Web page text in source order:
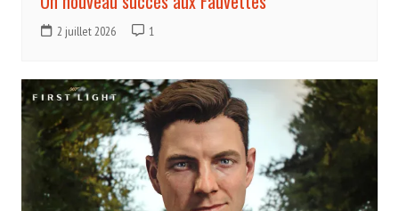
2 juillet 2026 1